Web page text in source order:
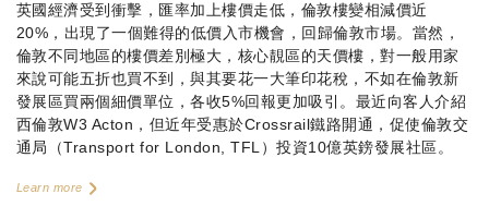
英國經濟受到衝擊，匯率加上樓價走低，倫敦樓變相減價近
20%，出現了一個難得的低價入市機會，回歸倫敦市場。當然，
倫敦不同地區的樓價差別極大，核心靚區的天價樓，對一般用家
來說可能五折也買不到，與其要花一大筆印花稅，不如在倫敦新
發展區買兩個細價單位，各收5%回報更加吸引。最近向客人介紹
西倫敦W3 Acton，但近年受惠於Crossrail鐵路開通，促使倫敦交
通局（Transport for London, TFL）投資10億英鎊發展社區。
Learn more